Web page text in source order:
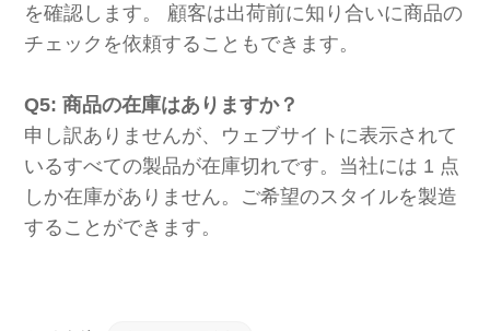
を確認します。 顧客は出荷前に知り合いに商品の
チェックを依頼することもできます。
Q5: 商品の在庫はありますか？
申し訳ありませんが、ウェブサイトに表示されて
いるすべての製品が在庫切れです。当社には 1 点
しか在庫がありません。ご希望のスタイルを製造
することができます。